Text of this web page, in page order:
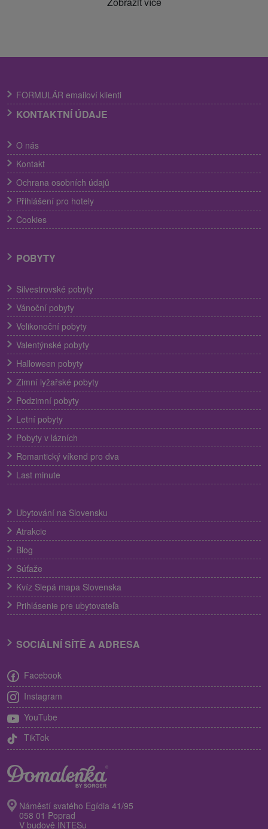
FORMULÁR emailoví klienti
KONTAKTNÍ ÚDAJE
O nás
Kontakt
Ochrana osobních údajů
Přihlášení pro hotely
Cookies
POBYTY
Silvestrovské pobyty
Vánoční pobyty
Velikonoční pobyty
Valentýnské pobyty
Halloween pobyty
Zimní lyžařské pobyty
Podzimní pobyty
Letní pobyty
Pobyty v lázních
Romantický víkend pro dva
Last minute
Ubytování na Slovensku
Atrakcie
Blog
Súťaže
Kvíz Slepá mapa Slovenska
Prihlásenie pre ubytovateľa
SOCIÁLNÍ SÍTĚ A ADRESA
Facebook
Instagram
YouTube
TikTok
Náměstí svatého Egídia 41/95
058 01 Poprad
V budově INTESu